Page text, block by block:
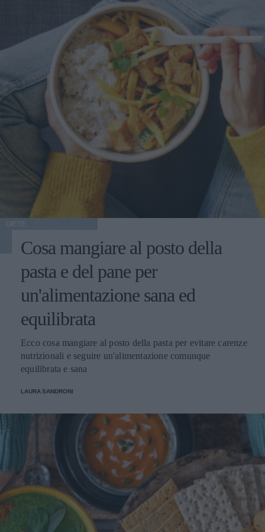
Cosa mangiare al posto della
pasta e del pane per
un'alimentazione sana ed
equilibrata
Ecco cosa mangiare al posto della pasta per evitare carenze
nutrizionali e seguire un'alimentazione comunque
equilibrata e sana
LAURA SANDRONI